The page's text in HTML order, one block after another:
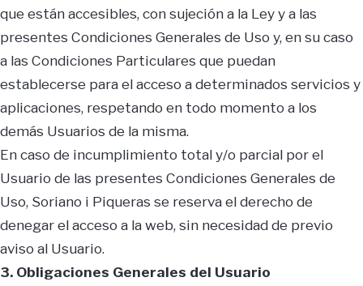
que están accesibles, con sujeción a la Ley y a las
presentes Condiciones Generales de Uso y, en su caso
a las Condiciones Particulares que puedan
establecerse para el acceso a determinados servicios y
aplicaciones, respetando en todo momento a los
demás Usuarios de la misma.
En caso de incumplimiento total y/o parcial por el
Usuario de las presentes Condiciones Generales de
Uso, Soriano i Piqueras se reserva el derecho de
denegar el acceso a la web, sin necesidad de previo
aviso al Usuario.
3. Obligaciones Generales del Usuario